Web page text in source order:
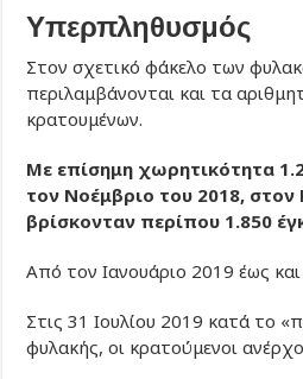
Υπερπληθυσμός
Στον σχετικό φάκελο των
περιλαμβάνονται και τα
κρατουμένων.
Με επίσημη χωρητικότητα
τον Νοέμβριο του 2018,
βρίσκονταν περίπου 1.850
Από τον Ιανουάριο 2019 έως
Στις 31 Ιουλίου 2019 κατά το
φυλακής, οι κρατούμενοι